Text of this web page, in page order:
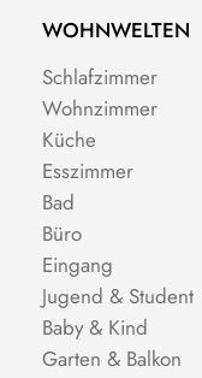
WOHNWELTEN
Schlafzimmer
Wohnzimmer
Küche
Esszimmer
Bad
Büro
Eingang
Jugend & Student
Baby & Kind
Garten & Balkon